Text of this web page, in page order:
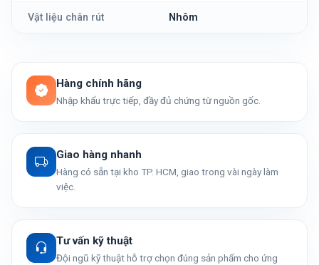
Vật liệu chân rút Nhôm
Hàng chính hãng
Nhập khẩu trực tiếp, đầy đủ chứng từ nguồn gốc.
Giao hàng nhanh
Hàng có sẵn tại kho TP. HCM, giao trong vài ngày làm
việc.
Tư vấn kỹ thuật
Đội ngũ kỹ thuật hỗ trợ chọn đúng sản phẩm cho ứng